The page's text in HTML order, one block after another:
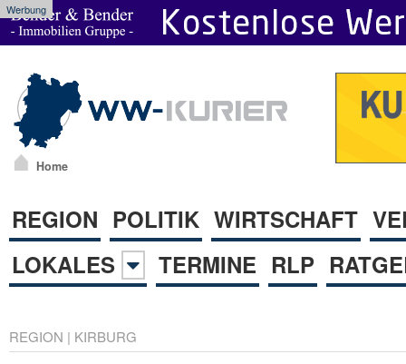
Werbung
Home
REGION POLITIK WIRTSCHAFT
LOKALES
TERMINE RLP
REGION | KIRBURG